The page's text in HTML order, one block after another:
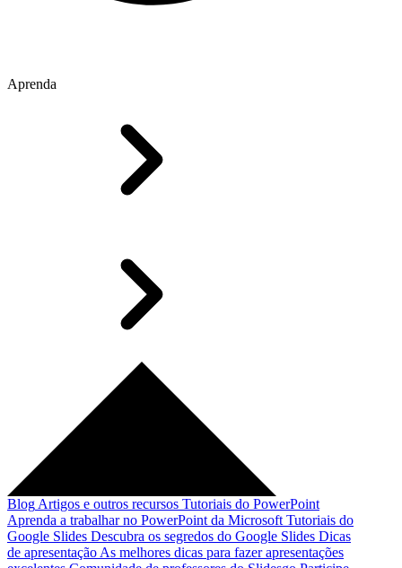
Aprenda
Blog Artigos e outros recursos Tutoriais do PowerPoint
Aprenda a trabalhar no PowerPoint da Microsoft Tutoriais do
Google Slides Descubra os segredos do Google Slides Dicas
de apresentação As melhores dicas para fazer apresentações